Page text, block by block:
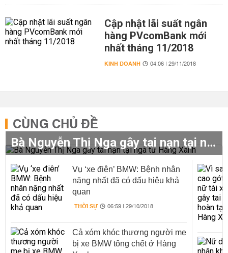
Cập nhật lãi suất ngân
hàng PVcomBank mới
nhất tháng 11/2018
KINH DOANH 04:06 | 29/11/2018
CÙNG CHỦ ĐỀ
Bà Nguyễn Thị Nga gây tai nạn tại ngã tư Hàng Xanh
Vụ ‘xe điên’ BMW: Bệnh nhân
nặng nhất đã có dấu hiệu khả
quan
THỜI SỰ 06:59 | 29/10/2018
Cả xóm khóc thương người mẹ
bị xe BMW tông chết ở Hàng